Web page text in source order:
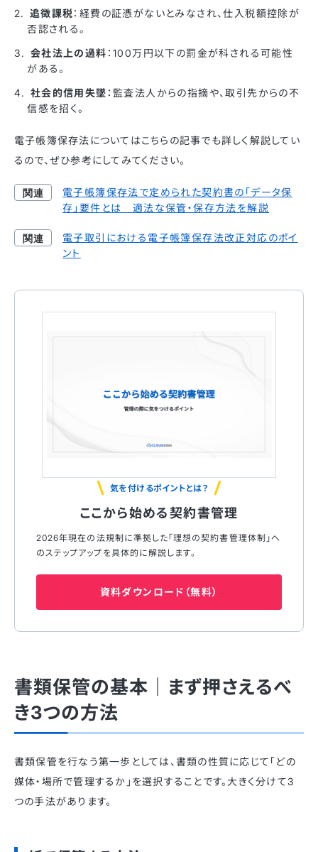
追徴課税：経費の証憑がないとみなされ、仕入税額控除が
否認される。
会社法上の過料 ：100万円以下の罰金が科される可能性
がある。
社会的信用失墜 ：監査法人からの指摘や、取引先からの不
信感を招く。
電子帳簿保存法についてはこちらの記事でも詳しく解説してい
るので、ぜひ参考にしてみてください。
電子帳簿保存法で定められた契約書の「データ保
存」要件とは 適法な保管・保存方法を解説
電子取引における電子帳簿保存法改正対応のポイ
ント
気を付けるポイントとは？
ここから始める契約書管理
2026年現在の法規制に準拠した「理想の契約書管理体制」へ
のステップアップを具体的に解説します。
資料ダウンロード（無料）
書類保管の基本｜まず押さえるべ
き3つの方法
書類保管を行なう第一歩としては、書類の性質に応じて「どの
媒体・場所で管理するか」を選択することです。大きく分けて3
つの手法があります。